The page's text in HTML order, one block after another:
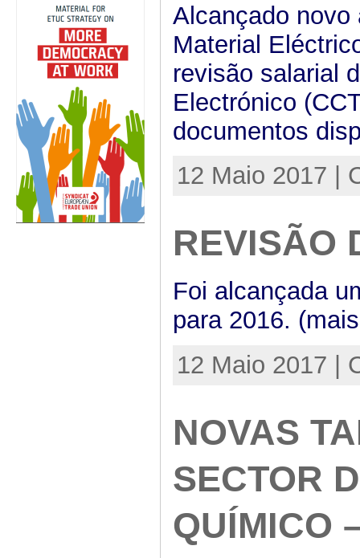
Alcançado novo
Material
revisão salarial
Electrónico
documentos
12 Maio 2017 |
REVISÃO
Foi alcançada
para 2016.
12 Maio 2017 |
NOVAS
SECTOR
QUÍMICO